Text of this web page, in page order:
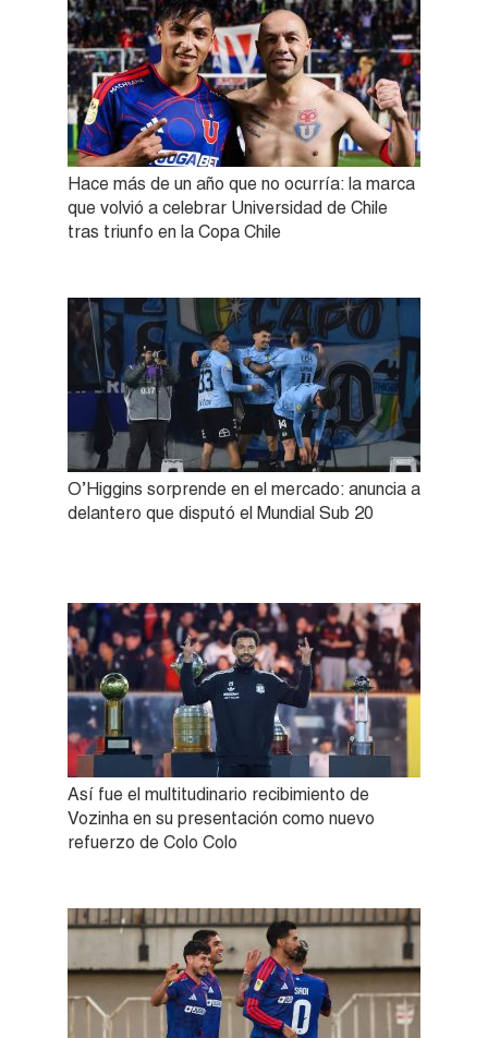
Hace más de un año que no ocurría: la marca
que volvió a celebrar Universidad de Chile
tras triunfo en la Copa Chile
O’Higgins sorprende en el mercado: anuncia a
delantero que disputó el Mundial Sub 20
Así fue el multitudinario recibimiento de
Vozinha en su presentación como nuevo
refuerzo de Colo Colo